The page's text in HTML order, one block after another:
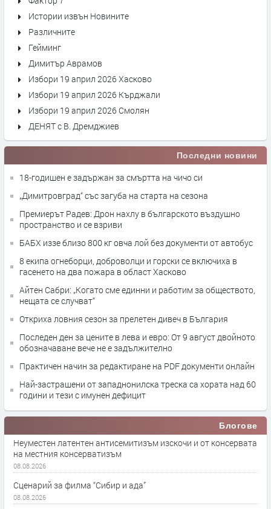
Истории извън Новините
Различните
Гейминг
Димитър Аврамов
Избори 19 април 2026 Хасково
Избори 19 април 2026 Кърджали
Избори 19 април 2026 Смолян
ДЕНЯТ с В. Дремджиев
Последни новини
18-годишен е задържан за смъртта на чичо си
„Димитровград“ със загуба на старта на сезона
Премиерът Радев: Дрон нахлу в българското въздушно
пространство и се взриви
БАБХ иззе близо 800 кг овча лой без документи от автобус
8 екипа огнеборци, доброволци и горски се включиха в
гасенето на два пожара в област Хасково
Айтен Сабри: „Когато сме единни и работим за обществото,
нещата се случват“
Откриха ловния сезон за прелетен дивеч в България
Последен ден за цените в лева и евро: От 9 август двойното
обозначаване вече не е задължително
Практичен начин за редактиране на PDF документи онлайн
Най-застрашени от западнонилска треска са хората над 60
години и тези с имунен дефицит
Блогове
Неуместен латентен антисемитизъм изскочи и от консервата
на местния консерватизъм
08.08.2026
Сценарий за филма “Сибир и ада”
08.08.2026